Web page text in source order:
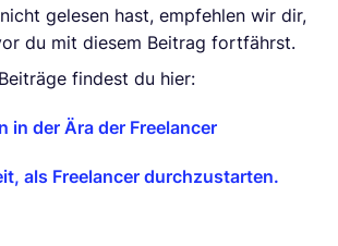
gelesen hast, empfehlen wir dir,
du mit diesem Beitrag fortfährst.
findest du hier:
in der Ära der Freelancer
als Freelancer durchzustarten.